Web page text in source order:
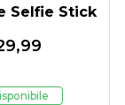
Selfie Stick